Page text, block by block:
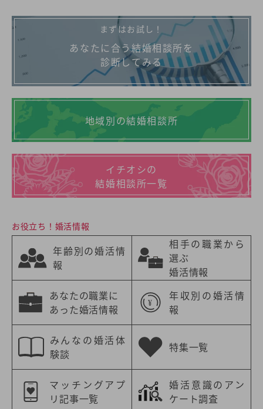
まずはお試し！
あなたに合う結婚相談所を
診断してみる
地域別の結婚相談所
イチオシの
結婚相談所一覧
お役立ち！婚活情報
年齢別の婚活情
報
相手の職業から
選ぶ
婚活情報
あなたの職業に
あった婚活情報
年収別の婚活情
報
みんなの婚活体
験談
特集一覧
マッチングアプ
リ記事一覧
婚活意識のアン
ケート調査